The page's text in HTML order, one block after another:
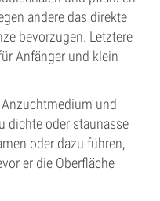
andere das direkte
bevorzugen. Letztere
Anfänger und klein
und
dichte oder staunasse
oder dazu führen,
er die Oberfläche